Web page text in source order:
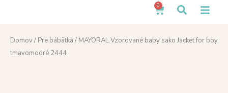
0
Domov/ Pre bábätká / MAYORAL Vzorované baby sako Jacket for boy
tmavomodré 2444